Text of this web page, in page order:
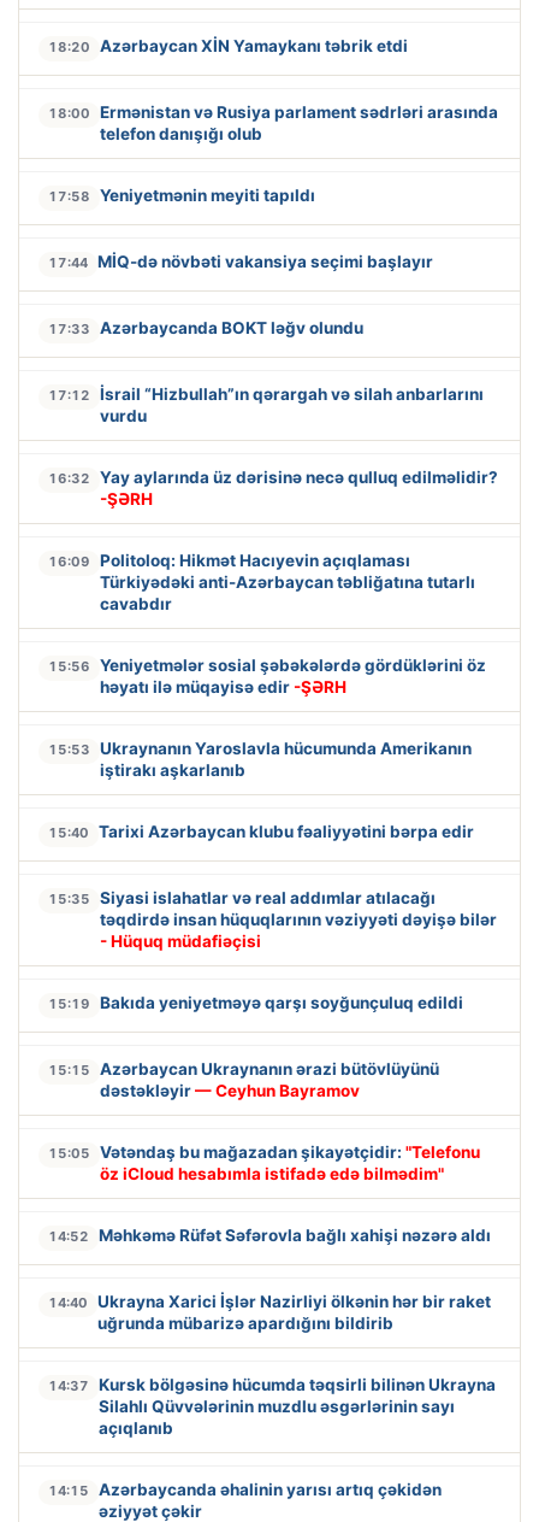
18:20 Azərbaycan XİN Yamaykanı təbrik etdi
18:00
Ermənistan və Rusiya parlament sədrləri arasında
telefon danışığı olub
17:58 Yeniyetmənin meyiti tapıldı
17:44 MİQ-də növbəti vakansiya seçimi başlayır
17:33 Azərbaycanda BOKT ləğv olundu
17:12
İsrail “Hizbullah”ın qərargah və silah anbarlarını
vurdu
16:32
Yay aylarında üz dərisinə necə qulluq edilməlidir?
-ŞƏRH
16:09
Politoloq: Hikmət Hacıyevin açıqlaması
Türkiyədəki anti-Azərbaycan təbliğatına tutarlı
cavabdır
15:56
Yeniyetmələr sosial şəbəkələrdə gördüklərini öz
həyatı ilə müqayisə edir -ŞƏRH
15:53
Ukraynanın Yaroslavla hücumunda Amerikanın
iştirakı aşkarlanıb
15:40 Tarixi Azərbaycan klubu fəaliyyətini bərpa edir
15:35
Siyasi islahatlar və real addımlar atılacağı
təqdirdə insan hüquqlarının vəziyyəti dəyişə bilər
- Hüquq müdafiəçisi
15:19 Bakıda yeniyetməyə qarşı soyğunçuluq edildi
15:15
Azərbaycan Ukraynanın ərazi bütövlüyünü
dəstəkləyir— Ceyhun Bayramov
15:05 Vətəndaş bu mağazadan şikayətçidir: "Telefonu
öz iCloud hesabımla istifadə edə bilmədim"
14:52 Məhkəmə Rüfət Səfərovla bağlı xahişi nəzərə aldı
14:40
Ukrayna Xarici İşlər Nazirliyi ölkənin hər bir raket
uğrunda mübarizə apardığını bildirib
14:37
Kursk bölgəsinə hücumda təqsirli bilinən Ukrayna
Silahlı Qüvvələrinin muzdlu əsgərlərinin sayı
açıqlanıb
14:15
Azərbaycanda əhalinin yarısı artıq çəkidən
əziyyət çəkir